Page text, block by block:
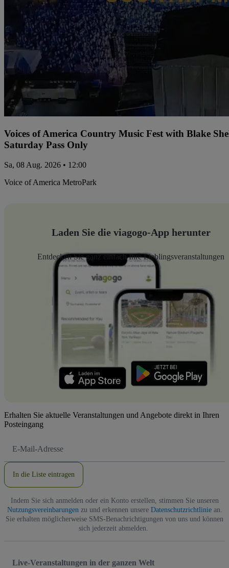
Voices of America Country Music Fest with Blake
Saturday Pass Only
Sa, 08 Aug. 2026 • 12:00
Voice of America MetroPark
Laden Sie die viagogo-App herunter
Entdecken Sie ganz einfach Ihre Lieblingsveranstaltungen
Erhalten Sie aktuelle Veranstaltungen und Angebote direkt in Ihren
Posteingang
Mail-
In die Liste eintragen
Indem Sie sich anmelden oder ein Konto erstellen, stimmen Sie unseren
Nutzungsvereinbarungen zu und erkennen unsere Datenschutzrichtliniean.
Sie erhalten möglicherweise SMS-Benachrichtigungen von uns und können
sich jederzeit abmelden.
Live-Veranstaltungen in der ganzen Welt